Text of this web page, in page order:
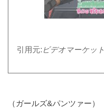
引用元: ビデオマーケット
（ガールズ&パンツァー）